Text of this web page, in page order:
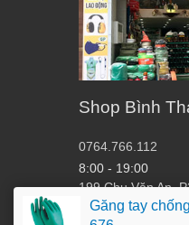
Găng tay
Shop Bình
0764.766.112
8:00 - 19:00
199 Chu Văn An,
Chỉ đường